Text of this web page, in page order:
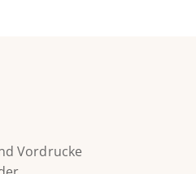
Vordrucke